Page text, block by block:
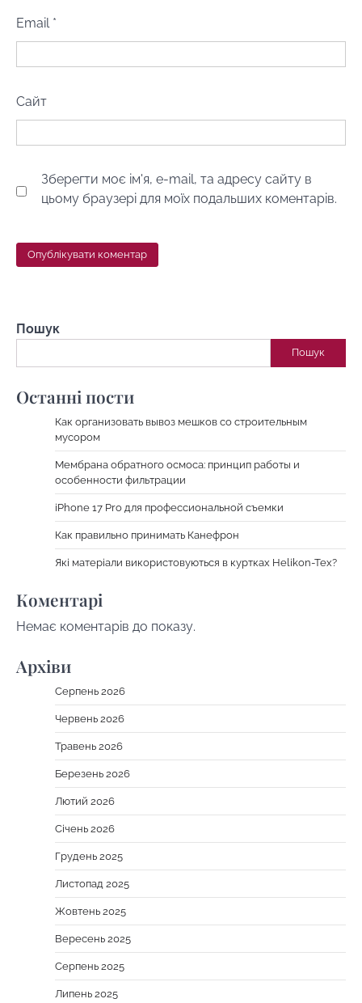
Email *
Сайт
Зберегти моє ім'я, e-mail, та адресу сайту в
цьому браузері для моїх подальших коментарів.
Пошук
Пошук
Останні пости
Как организовать вывоз мешков со строительным
мусором
Мембрана обратного осмоса: принцип работы и
особенности фильтрации
iPhone 17 Pro для профессиональной съемки
Как правильно принимать Канефрон
Які матеріали використовуються в куртках Helikon-Tex?
Коментарі
Немає коментарів до показу.
Архіви
Серпень 2026
Червень 2026
Травень 2026
Березень 2026
Лютий 2026
Січень 2026
Грудень 2025
Листопад 2025
Жовтень 2025
Вересень 2025
Серпень 2025
Липень 2025